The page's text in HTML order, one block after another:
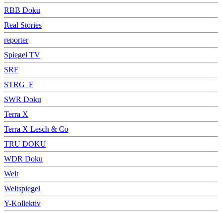
RBB Doku
Real Stories
reporter
Spiegel TV
SRF
STRG_F
SWR Doku
Terra X
Terra X Lesch & Co
TRU DOKU
WDR Doku
Welt
Weltspiegel
Y-Kollektiv